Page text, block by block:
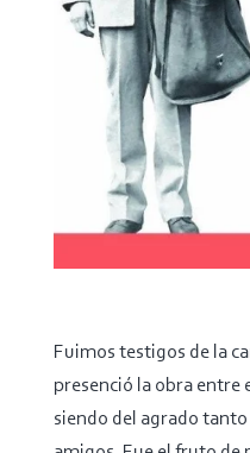
Fuimos testigos de la
presenció la obra entre
siendo del agrado